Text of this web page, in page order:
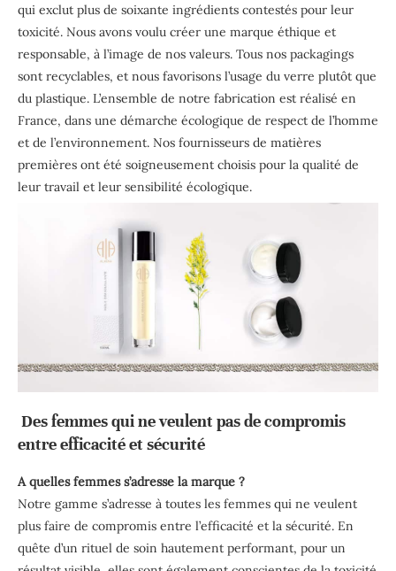
qui exclut plus de soixante ingrédients contestés pour leur
toxicité. Nous avons voulu créer une marque éthique et
responsable, à l’image de nos valeurs. Tous nos packagings
sont recyclables, et nous favorisons l’usage du verre plutôt que
du plastique. L’ensemble de notre fabrication est réalisé en
France, dans une démarche écologique de respect de l’homme
et de l’environnement. Nos fournisseurs de matières
premières ont été soigneusement choisis pour la qualité de
leur travail et leur sensibilité écologique.
Des femmes qui ne veulent pas de compromis
entre efficacité et sécurité
A quelles femmes s’adresse la marque ?
Notre gamme s’adresse à toutes les femmes qui ne veulent
plus faire de compromis entre l’efficacité et la sécurité. En
quête d’un rituel de soin hautement performant, pour un